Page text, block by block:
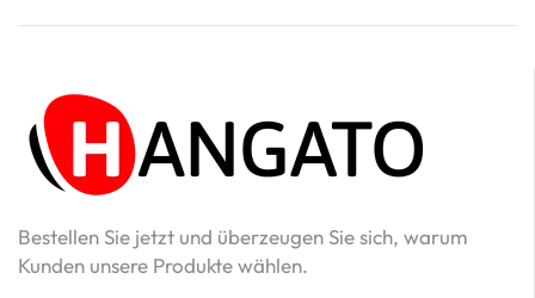
Bestellen Sie jetzt und überzeugen Sie sich, warum
Kunden unsere Produkte wählen.